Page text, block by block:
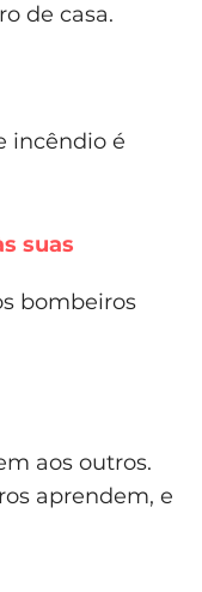
de casa.
incêndio é
suas
bombeiros
aos outros.
aprendem, e